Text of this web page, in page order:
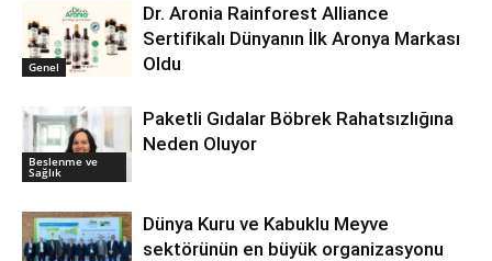
Genel
Dr. Aronia Rainforest Alliance
Sertifikalı Dünyanın İlk Aronya Markası
Oldu
Beslenme ve
Sağlık
Paketli Gıdalar Böbrek Rahatsızlığına
Neden Oluyor
Dünya Kuru ve Kabuklu Meyve
sektörünün en büyük organizasyonu